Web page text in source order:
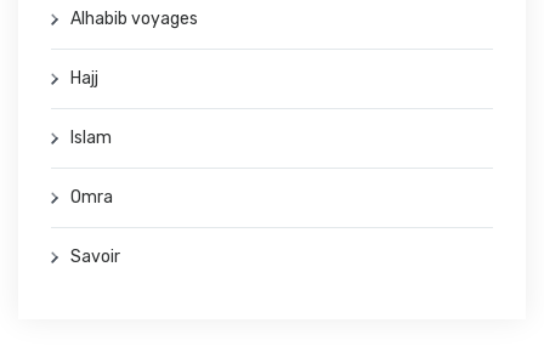
Alhabib voyages
Hajj
Islam
Omra
Savoir